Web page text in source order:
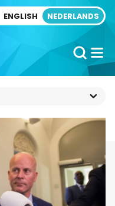
ENGLISH NEDERLANDS